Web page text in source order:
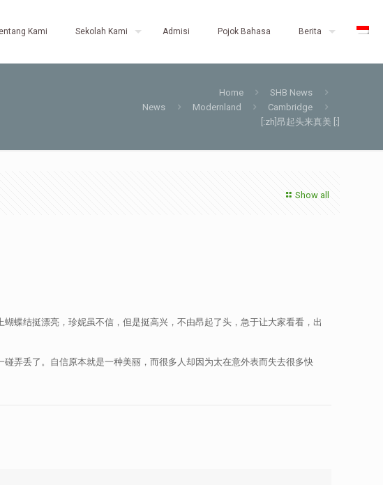
Kami Sekolah Kami Admisi Pojok Bahasa Berita
Home
SHB News
News
Modernland
Cambridge
[:zh]昂起头来真美 [:]
Show all
蝶结挺漂亮，珍妮虽不信，但是挺高兴，不由昂起了头，急于让大家看看，出
弄丢了。自信原本就是一种美丽，而很多人却因为太在意外表而失去很多快